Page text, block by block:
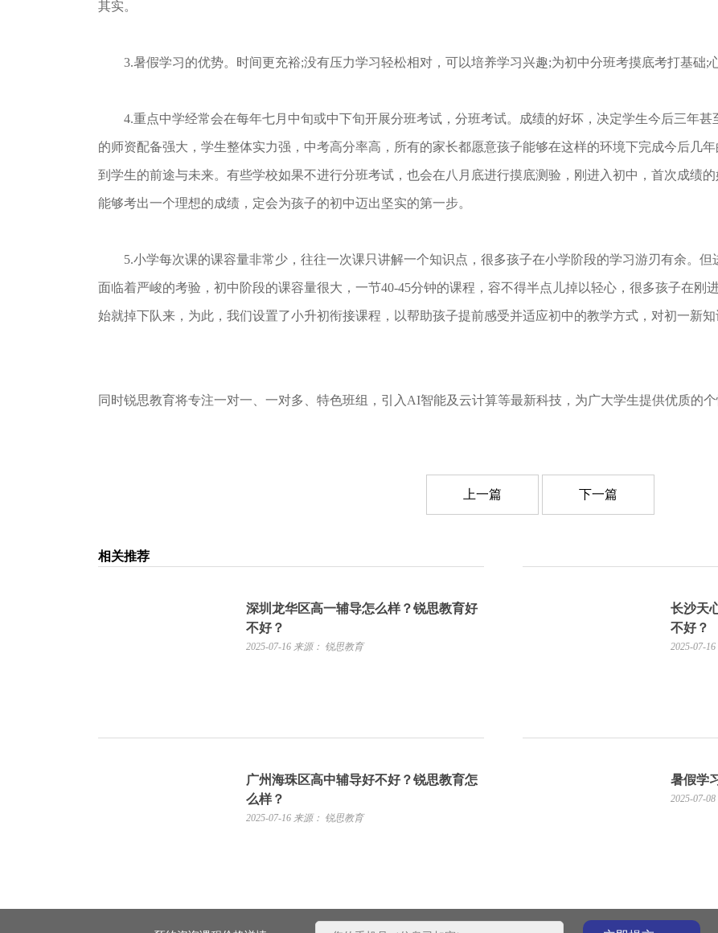
其实。
3.暑假学习的优势。时间更充裕;没有压力学习轻松相对，可以培养学习兴趣;为初中分班考摸底考打基础;
4.重点中学经常会在每年七月中旬或中下旬开展分班考试，分班考试。成绩的好坏，决定学生今后三年甚
的师资配备强大，学生整体实力强，中考高分率高，所有的家长都愿意孩子能够在这样的环境下完成今后几
到学生的前途与未来。有些学校如果不进行分班考试，也会在八月底进行摸底测验，刚进入初中，首次成绩
能够考出一个理想的成绩，定会为孩子的初中迈出坚实的第一步。
5.小学每次课的课容量非常少，往往一次课只讲解一个知识点，很多孩子在小学阶段的学习游刃有余。但
面临着严峻的考验，初中阶段的课容量很大，一节40-45分钟的课程，容不得半点儿掉以轻心，很多孩子在刚
始就掉下队来，为此，我们设置了小升初衔接课程，以帮助孩子提前感受并适应初中的教学方式，对初一新知
同时锐思教育将专注一对一、一对多、特色班组，引入AI智能及云计算等最新科技，为广大学生提供优质的
上一篇 下一篇
相关推荐
深圳龙华区高一辅导怎么样？锐思教育好
不好？
2025-07-16 来源： 锐思教育
长沙天
不好？
2025-07-16
广州海珠区高中辅导好不好？锐思教育怎
么样？
2025-07-16 来源： 锐思教育
暑假学
2025-07-08